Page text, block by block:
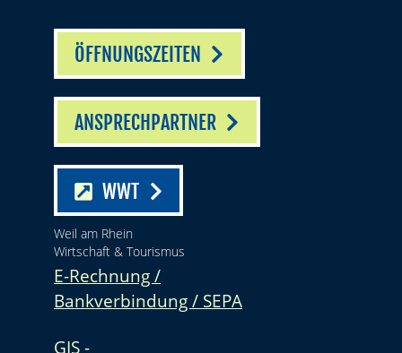
ÖFFNUNGSZEITEN
ANSPRECHPARTNER
WWT
Weil am Rhein
Wirtschaft & Tourismus
E-Rechnung /
Bankverbindung / SEPA
GIS -